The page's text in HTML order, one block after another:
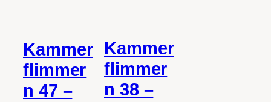
Kammer
flimmer
n 47 –
Kammer
flimmer
n 38 –